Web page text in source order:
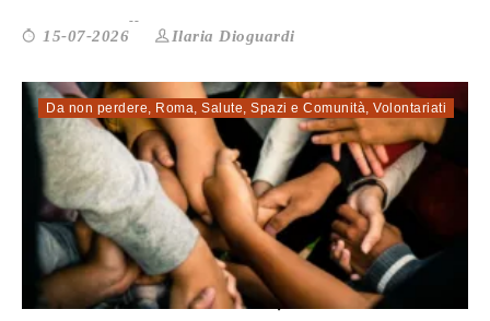
15-07-2026 Ilaria Dioguardi
Da non perdere, Roma, Salute, Spazi e Comunità, Volontariati
Solitudine e isolamento, alla Casa de...